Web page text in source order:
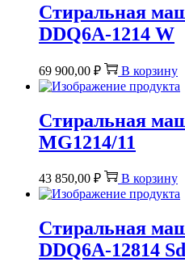
Стиральная
DDQ6A-1214 W
69 900,00 ₽ В корзину
Стиральная
MG1214/11
43 850,00 ₽ В корзину
Стиральная
DDQ6A-12814 Sd